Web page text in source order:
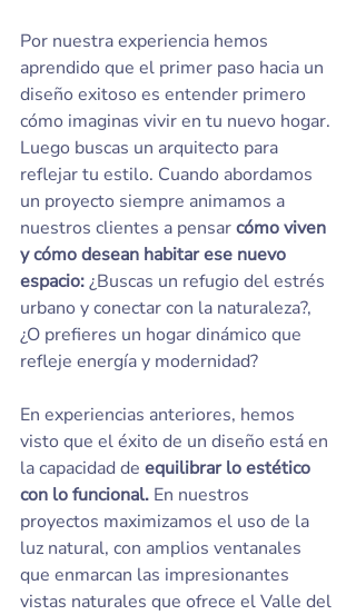
Por nuestra experiencia hemos
aprendido que el primer paso hacia un
diseño exitoso es entender primero
cómo imaginas vivir en tu nuevo hogar.
Luego buscas un arquitecto para
reflejar tu estilo. Cuando abordamos
un proyecto siempre animamos a
nuestros clientes a pensar cómo viven
y cómo desean habitar ese nuevo
espacio: ¿Buscas un refugio del estrés
urbano y conectar con la naturaleza?,
¿O prefieres un hogar dinámico que
refleje energía y modernidad?
En experiencias anteriores, hemos
visto que el éxito de un diseño está en
la capacidad de equilibrar lo estético
con lo funcional. En nuestros
proyectos maximizamos el uso de la
luz natural, con amplios ventanales
que enmarcan las impresionantes
vistas naturales que ofrece el Valle del